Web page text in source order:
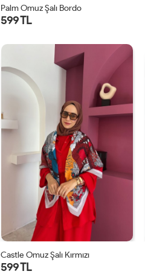
STD
Palm Omuz Şalı Bordo
599 TL
Castle Omuz Şalı Kırmızı
599 TL